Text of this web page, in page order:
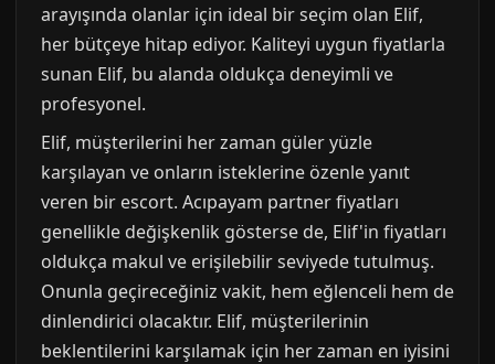
arayışında olanlar için ideal bir seçim olan Elif,
her bütçeye hitap ediyor. Kaliteyi uygun fiyatlarla
sunan Elif, bu alanda oldukça deneyimli ve
profesyonel.
Elif, müşterilerini her zaman güler yüzle
karşılayan ve onların isteklerine özenle yanıt
veren bir escort. Acıpayam partner fiyatları
genellikle değişkenlik gösterse de, Elif'in fiyatları
oldukça makul ve erişilebilir seviyede tutulmuş.
Onunla geçireceğiniz vakit, hem eğlenceli hem de
dinlendirici olacaktır. Elif, müşterilerinin
beklentilerini karşılamak için her zaman en iyisini